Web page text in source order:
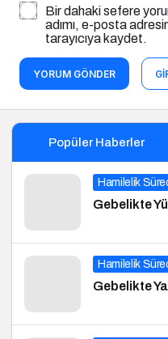
Bir dahaki sefere
adımı, e-posta
tarayıcıya kaydet.
YORUM GÖNDER
Popüler Haberler
Hamilelik
Gebelikte
Hamilelik
Gebelikte